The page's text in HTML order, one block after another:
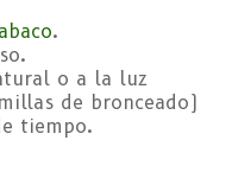
.
o a la luz
de bronceado)
tiempo.